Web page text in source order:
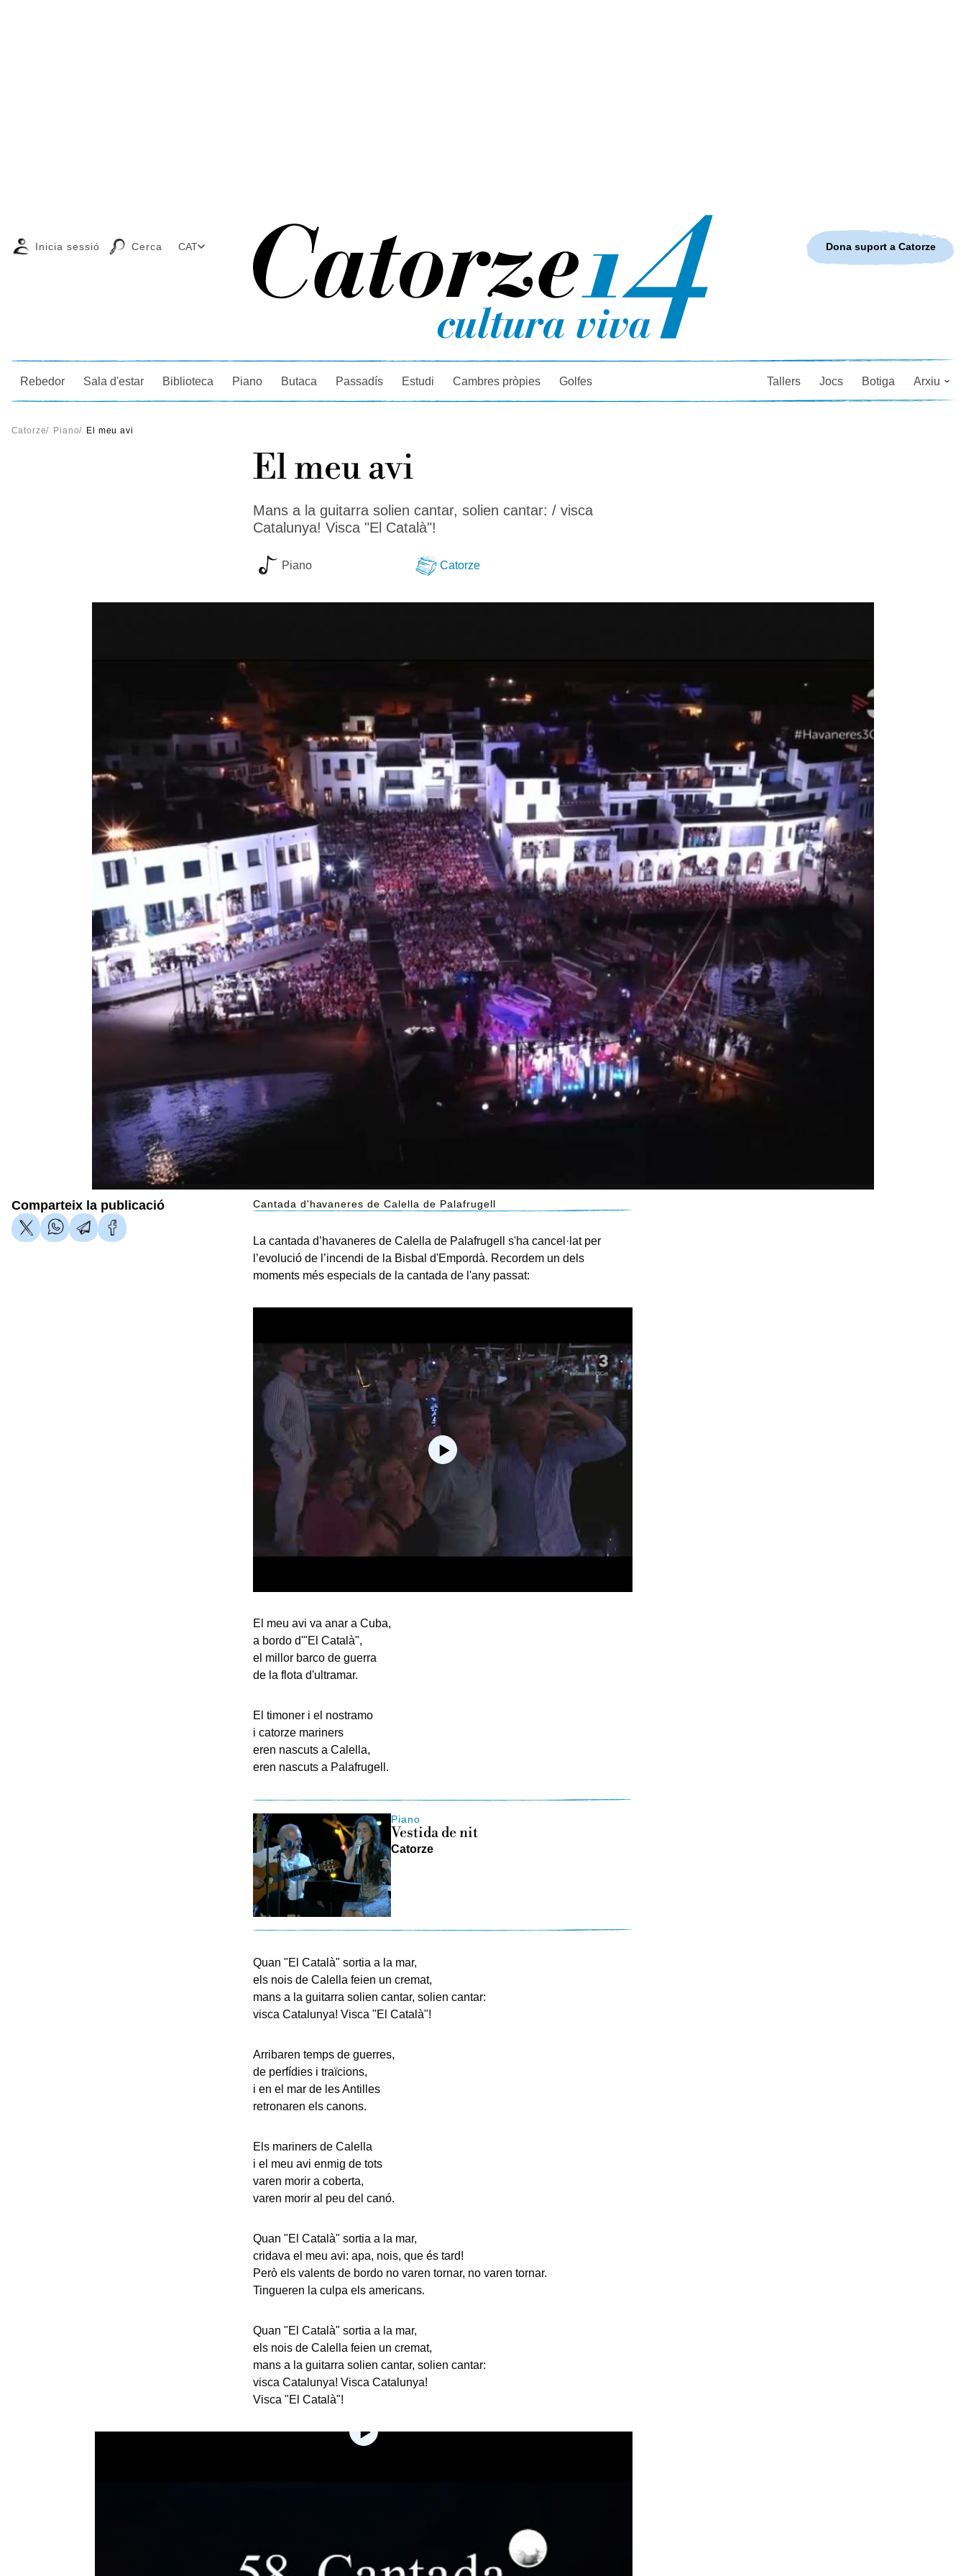
Cercador
Inicia sessió Cerca CAT
Rebedor Sala d'estar Biblioteca Piano Butaca Passadís Estudi Cambres pròpies Golfes Tallers Jocs Botiga Arxiu
Dona suport a Catorze
Catorze/ Piano/ El meu avi
El meu avi
Mans a la guitarra solien cantar, solien cantar: / visca
Catalunya! Visca "El Català"!
Piano Catorze
Cantada d'havaneres de Calella de Palafrugell
Comparteix la publicació
La cantada d’havaneres de Calella de Palafrugell s'ha cancel·lat per
l’evolució de l’incendi de la Bisbal d'Empordà. Recordem un dels
moments més especials de la cantada de l'any passat:
El meu avi va anar a Cuba,
a bordo d'"El Català",
el millor barco de guerra
de la flota d'ultramar.
El timoner i el nostramo
i catorze mariners
eren nascuts a Calella,
eren nascuts a Palafrugell.
Piano
Vestida de nit
Catorze
Quan "El Català" sortia a la mar,
els nois de Calella feien un cremat,
mans a la guitarra solien cantar, solien cantar:
visca Catalunya! Visca "El Català"!
Arribaren temps de guerres,
de perfídies i traïcions,
i en el mar de les Antilles
retronaren els canons.
Els mariners de Calella
i el meu avi enmig de tots
varen morir a coberta,
varen morir al peu del canó.
Quan "El Català" sortia a la mar,
cridava el meu avi: apa, nois, que és tard!
Però els valents de bordo no varen tornar, no varen tornar.
Tingueren la culpa els americans.
Quan "El Català" sortia a la mar,
els nois de Calella feien un cremat,
mans a la guitarra solien cantar, solien cantar:
visca Catalunya! Visca Catalunya!
Visca "El Català"!